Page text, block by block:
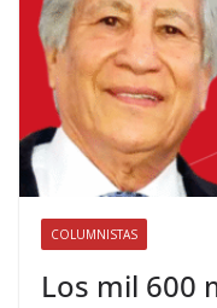
COLUMNISTAS
Los mil 600